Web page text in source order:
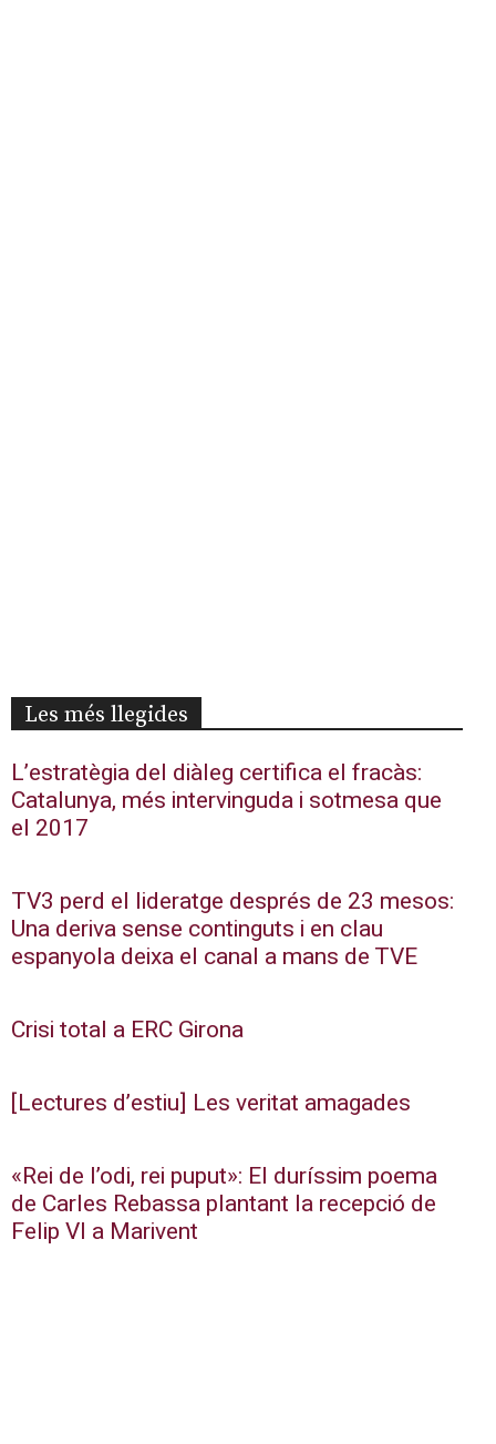
Les més llegides
L’estratègia del diàleg certifica el fracàs:
Catalunya, més intervinguda i sotmesa que
el 2017
TV3 perd el lideratge després de 23 mesos:
Una deriva sense continguts i en clau
espanyola deixa el canal a mans de TVE
Crisi total a ERC Girona
[Lectures d’estiu] Les veritat amagades
«Rei de l’odi, rei puput»: El duríssim poema
de Carles Rebassa plantant la recepció de
Felip VI a Marivent